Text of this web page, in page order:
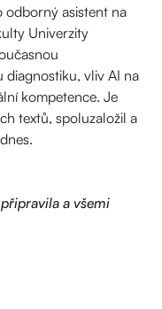
odborný asistent na
Univerzity
diagnostiku, vliv AI na
kompetence. Je
textů, spoluzaložil a
a všemi